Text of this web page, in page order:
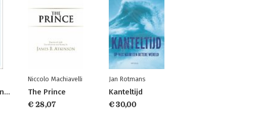
Informatieautonomie
Niccolo Machiavelli
The Prince
€ 28,07
Jan Rotmans
Kanteltijd
€ 30,00